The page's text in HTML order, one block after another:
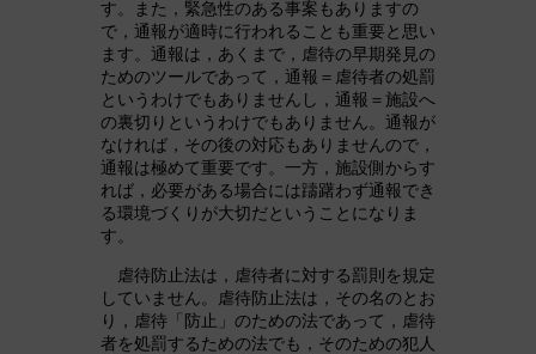
す。また，緊急性のある事案もありますの
で，通報が適時に行われることも重要と思い
ます。通報は，あくまで，虐待の早期発見の
ためのツールであって，通報＝虐待者の処罰
というわけでもありませんし，通報＝施設へ
の裏切りというわけでもありません。通報が
なければ，その後の対応もありませんので，
通報は極めて重要です。一方，施設側からす
れば，必要がある場合には躊躇わず通報でき
る環境づくりが大切だということになりま
す。
虐待防止法は，虐待者に対する罰則を規定
していません。虐待防止法は，その名のとお
り，虐待「防止」のための法であって，虐待
者を処罰するための法でも，そのための犯人